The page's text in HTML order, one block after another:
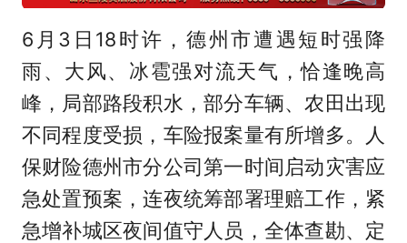
6月3日18时许，德州市遭遇短时强降
雨、大风、冰雹强对流天气，恰逢晚高
峰，局部路段积水，部分车辆、农田出现
不同程度受损，车险报案量有所增多。人
保财险德州市分公司第一时间启动灾害应
急处置预案，连夜统筹部署理赔工作，紧
急增补城区夜间值守人员，全体查勘、定